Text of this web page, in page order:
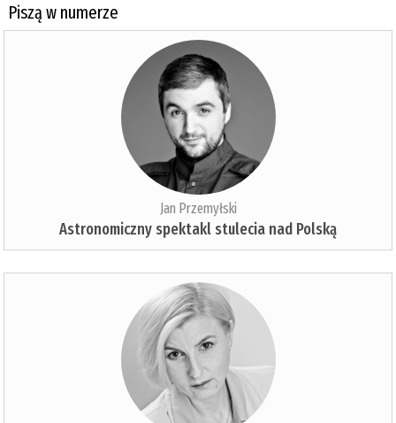
Piszą w numerze
Jan Przemyłski
Astronomiczny spektakl stulecia nad Polską